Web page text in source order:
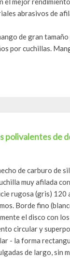
abrasivos de
de gran
por cuchillas.
polivalentes de
de carburo de
muy afilada
rugosa (gris)
Borde fino
el disco con
circular y
- la forma
de largo, sin